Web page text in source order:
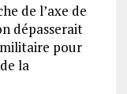
de l’axe de
dépasserait
pour
la